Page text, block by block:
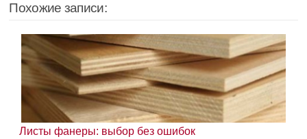
Похожие записи:
Листы фанеры: выбор без ошибок